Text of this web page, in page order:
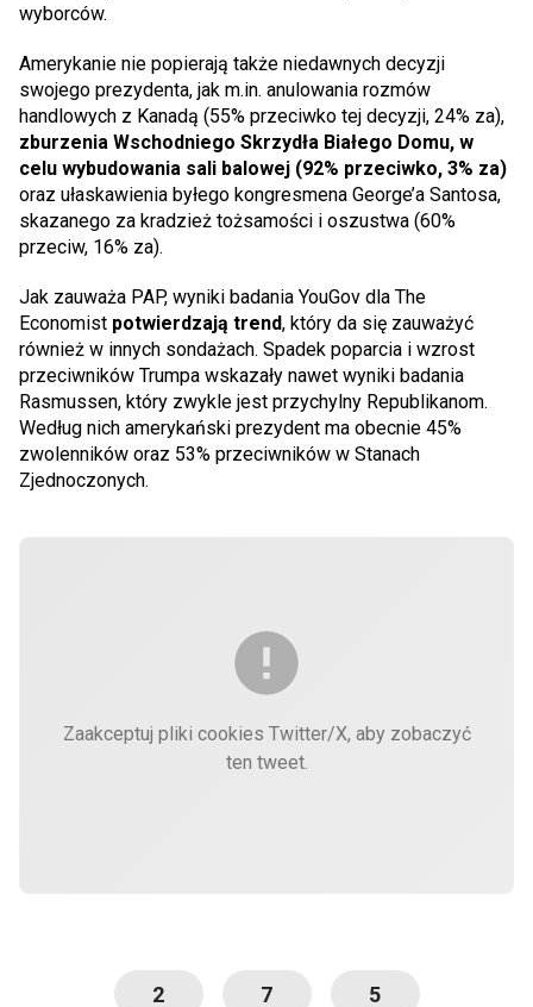
wyborców.
Amerykanie nie popierają także niedawnych decyzji
swojego prezydenta, jak m.in. anulowania rozmów
handlowych z Kanadą (55% przeciwko tej decyzji, 24% za),
zburzenia Wschodniego Skrzydła Białego Domu, w
celu wybudowania sali balowej (92% przeciwko, 3% za)
oraz ułaskawienia byłego kongresmena George’a Santosa,
skazanego za kradzież tożsamości i oszustwa (60%
przeciw, 16% za).
Jak zauważa PAP, wyniki badania YouGov dla The
Economist potwierdzają trend, który da się zauważyć
również w innych sondażach. Spadek poparcia i wzrost
przeciwników Trumpa wskazały nawet wyniki badania
Rasmussen, który zwykle jest przychylny Republikanom.
Według nich amerykański prezydent ma obecnie 45%
zwolenników oraz 53% przeciwników w Stanach
Zjednoczonych.
Zaakceptuj pliki cookies Twitter/X, aby zobaczyć
ten tweet.
2 7 5